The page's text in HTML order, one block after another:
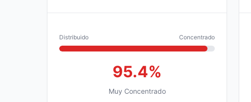
Distribuido Concentrado
95.4%
Muy Concentrado